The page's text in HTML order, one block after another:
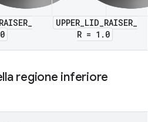
UPPER_LID_RAISER_
R = 1.0
regione inferiore